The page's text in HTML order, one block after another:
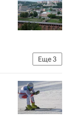
Еще3